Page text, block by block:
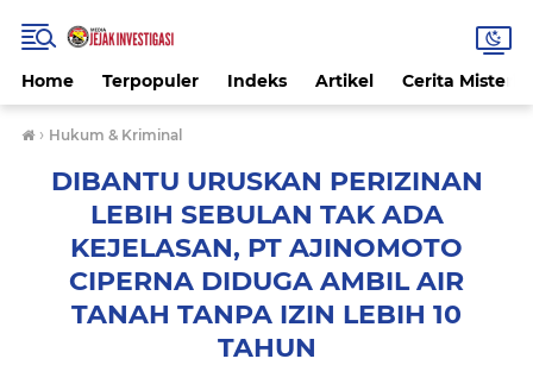
Home Terpopuler Indeks Artikel Cerita Misteri
› Hukum & Kriminal
DIBANTU URUSKAN PERIZINAN
LEBIH SEBULAN TAK ADA
KEJELASAN, PT AJINOMOTO
CIPERNA DIDUGA AMBIL AIR
TANAH TANPA IZIN LEBIH 10
TAHUN